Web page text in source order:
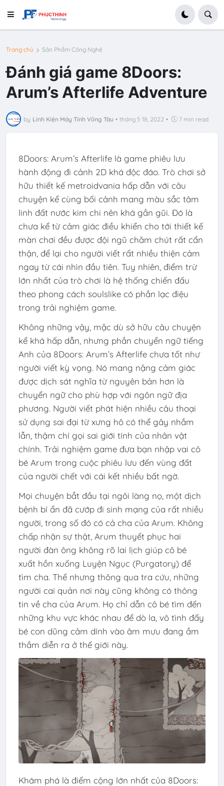
Trang chủ Sản Phẩm Công Nghệ
Đánh giá game 8Doors:
Arum’s Afterlife Adventure
by Linh Kiện Máy Tính Vũng Tàu • tháng 5 18, 2022 • 7 min read
8Doors: Arum’s Afterlife là game phiêu lưu
hành động đi cảnh 2D khá độc đáo. Trò chơi sở
hữu thiết kế metroidvania hấp dẫn với câu
chuyện kể cùng bối cảnh mang màu sắc tâm
linh đất nước kim chi nên khá gần gũi. Đó là
chưa kể từ cảm giác điều khiển cho tới thiết kế
màn chơi đều được đội ngũ chăm chút rất cẩn
thận, để lại cho người viết rất nhiều thiện cảm
ngay từ cái nhìn đầu tiên. Tuy nhiên, điểm trừ
lớn nhất của trò chơi là hệ thống chiến đấu
theo phong cách soulslike có phần lạc điệu
trong trải nghiệm game.
Không những vậy, mặc dù sở hữu câu chuyện
kể khá hấp dẫn, nhưng phần chuyển ngữ tiếng
Anh của 8Doors: Arum’s Afterlife chưa tốt như
người viết kỳ vọng. Nó mang nặng cảm giác
được dịch sát nghĩa từ nguyên bản hơn là
chuyển ngữ cho phù hợp với ngôn ngữ địa
phương. Người viết phát hiện nhiều câu thoại
sử dụng sai đại từ xưng hô có thể gây nhầm
lẫn, thậm chí gọi sai giới tính của nhân vật
chính. Trải nghiệm game đưa bạn nhập vai cô
bé Arum trong cuộc phiêu lưu đến vùng đất
của người chết với cái kết nhiều bất ngờ.
Mọi chuyện bắt đầu tại ngôi làng nọ, một dịch
bệnh bí ẩn đã cướp đi sinh mạng của rất nhiều
người, trong số đó có cả cha của Arum. Không
chấp nhận sự thật, Arum thuyết phục hai
người đàn ông không rõ lai lịch giúp cô bé
xuất hồn xuống Luyện Ngục (Purgatory) để
tìm cha. Thế nhưng thông qua tra cứu, những
người cai quản nơi này cũng không có thông
tin về cha của Arum. Họ chỉ dẫn cô bé tìm đến
những khu vực khác nhau để dò la, vô tình đẩy
bé con dũng cảm dính vào âm mưu đang ầm
thầm diễn ra ở thế giới này.
Khám phá là điểm cộng lớn nhất của 8Doors: